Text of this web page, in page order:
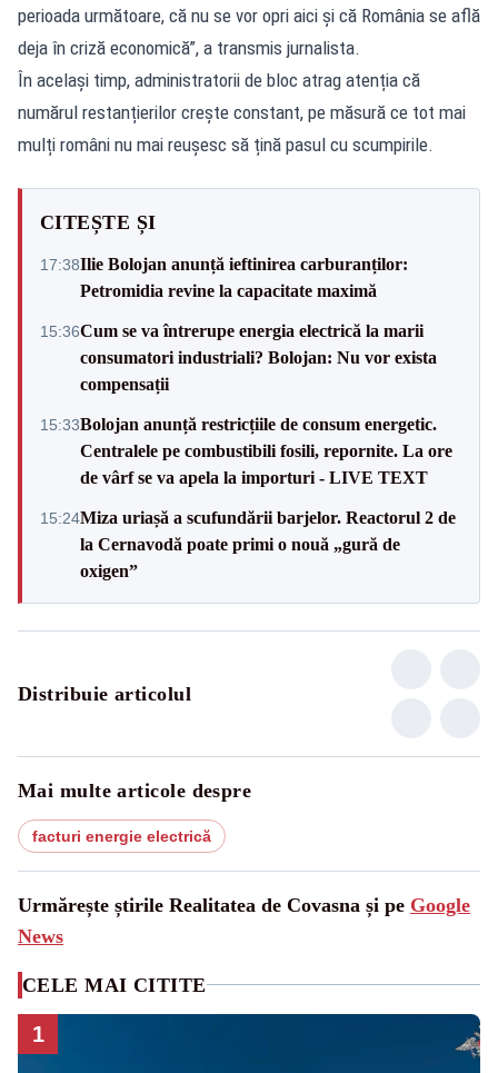
perioada următoare, că nu se vor opri aici și că România se află
deja în criză economică”, a transmis jurnalista.
În același timp, administratorii de bloc atrag atenția că
numărul restanțierilor crește constant, pe măsură ce tot mai
mulți români nu mai reușesc să țină pasul cu scumpirile.
CITEȘTE ȘI
17:38Ilie Bolojan anunță ieftinirea carburanților:
Petromidia revine la capacitate maximă
15:36Cum se va întrerupe energia electrică la marii
consumatori industriali? Bolojan: Nu vor exista
compensații
15:33Bolojan anunță restricțiile de consum energetic.
Centralele pe combustibili fosili, repornite. La ore
de vârf se va apela la importuri - LIVE TEXT
15:24Miza uriașă a scufundării barjelor. Reactorul 2 de
la Cernavodă poate primi o nouă „gură de
oxigen”
Distribuie articolul
Mai multe articole despre
facturi energie electrică
Urmărește știrile Realitatea de Covasna și pe Google
News
CELE MAI CITITE
1